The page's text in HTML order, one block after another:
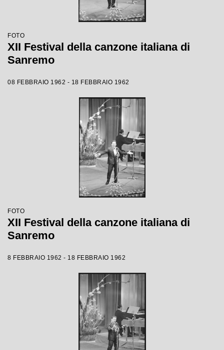
FOTO
XII Festival della canzone italiana di
Sanremo
08 FEBBRAIO 1962 - 18 FEBBRAIO 1962
FOTO
XII Festival della canzone italiana di
Sanremo
8 FEBBRAIO 1962 - 18 FEBBRAIO 1962